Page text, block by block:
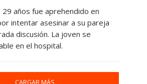
años fue aprehendido en
intentar asesinar a su pareja
discusión. La joven se
en el hospital.